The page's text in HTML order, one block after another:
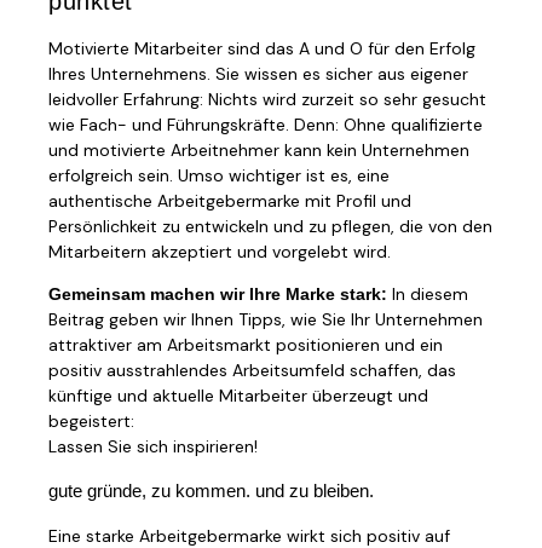
Motivierte Mitarbeiter sind das A und O für den Erfolg
Ihres Unternehmens. Sie wissen es sicher aus eigener
leidvoller Erfahrung: Nichts wird zurzeit so sehr gesucht
wie Fach- und Führungskräfte. Denn: Ohne qualifizierte
und motivierte Arbeitnehmer kann kein Unternehmen
erfolgreich sein. Umso wichtiger ist es, eine
authentische Arbeitgebermarke mit Profil und
Persönlichkeit zu entwickeln und zu pflegen, die von den
Mitarbeitern akzeptiert und vorgelebt wird.
Gemeinsam machen wir Ihre Marke stark: In diesem
Beitrag geben wir Ihnen Tipps, wie Sie Ihr Unternehmen
attraktiver am Arbeitsmarkt positionieren und ein
positiv ausstrahlendes Arbeitsumfeld schaffen, das
künftige und aktuelle Mitarbeiter überzeugt und
begeistert:
Lassen Sie sich inspirieren!
gute gründe, zu kommen. und zu bleiben.
Eine starke Arbeitgebermarke wirkt sich positiv auf